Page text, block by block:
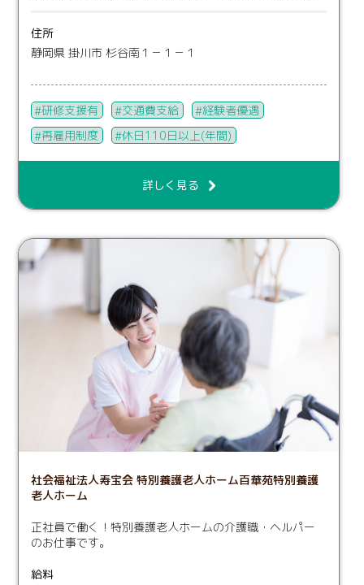
住所
静岡県 掛川市 杉谷南１－１－１
研修支援有 交通費支給
経験者優遇
再雇用制度
休日110日以上(年間)
詳しく見る
社会福祉法人寿宝会 特別養護老人ホーム百華苑特別養護
老人ホーム
正社員で働く！特別養護老人ホームの介護職・ヘルパー
のお仕事です。
給料